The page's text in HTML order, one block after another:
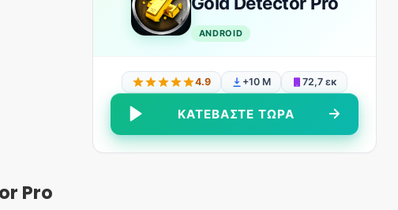
ANDROID
4.9 +10 Μ 72,7 εκ
ΚΑΤΕΒΆΣΤΕ ΤΏΡΑ
Pro